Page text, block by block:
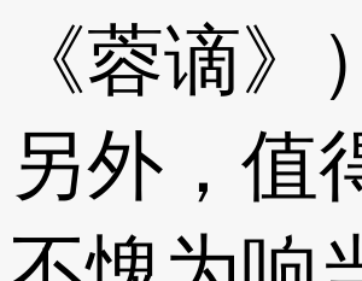
《蓉谪
另外，值